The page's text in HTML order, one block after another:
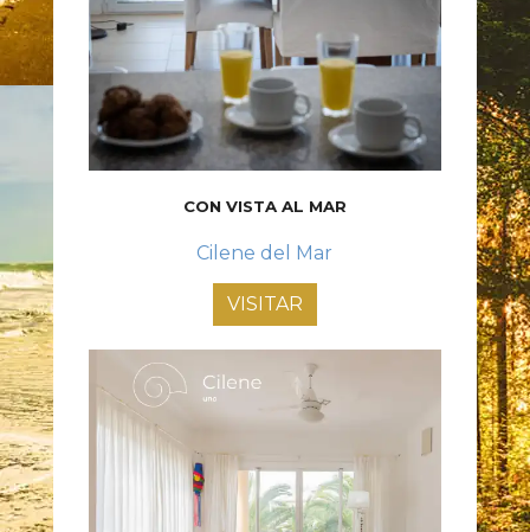
CON VISTA AL MAR
Cilene del Mar
VISITAR